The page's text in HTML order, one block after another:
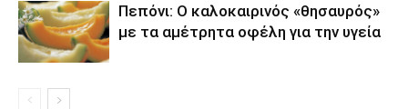
Πεπόνι: Ο καλοκαιρινός «θησαυρός»
με τα αμέτρητα οφέλη για την υγεία